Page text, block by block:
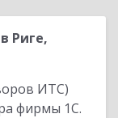
Риге,
ИТС)
фирмы 1С.